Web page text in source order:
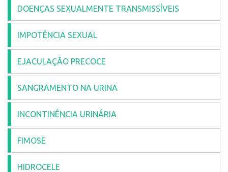
DOENÇAS SEXUALMENTE TRANSMISSÍVEIS
IMPOTÊNCIA SEXUAL
EJACULAÇÃO PRECOCE
SANGRAMENTO NA URINA
INCONTINÊNCIA URINÁRIA
FIMOSE
HIDROCELE